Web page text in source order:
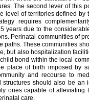
The second lever of this
level of territories defined
requires
years due to the
Perinatal communities of
These communities
but also hospitalization
bond within the local
place of birth imposed by
and recourse to
should also be an
ones capable of
care.